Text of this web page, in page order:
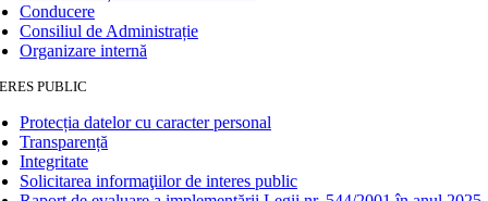
Conducere
Consiliul de Administrație
Organizare internă
PUBLIC
Protecția datelor cu caracter personal
Transparență
Integritate
Solicitarea informaţiilor de interes public